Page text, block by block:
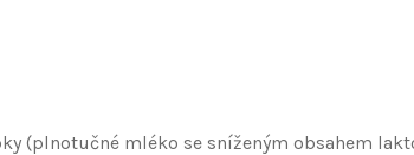
(plnotučné mléko se sníženým obsahem